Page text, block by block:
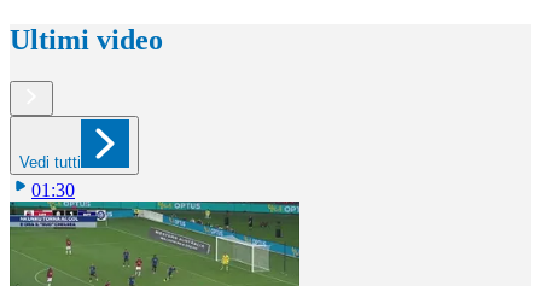
Ultimi video
Vedi tutti
01:30